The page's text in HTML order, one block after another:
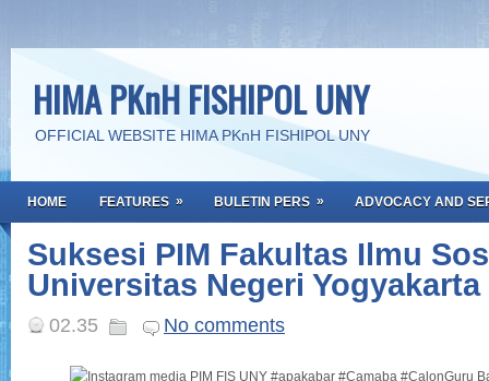
HIMA PKnH FISHIPOL UNY
OFFICIAL WEBSITE HIMA PKnH FISHIPOL UNY
HOME FEATURES » BULETIN PERS » ADVOCACY AND
Suksesi PIM Fakultas Ilmu
Universitas Negeri
02.35 No comments